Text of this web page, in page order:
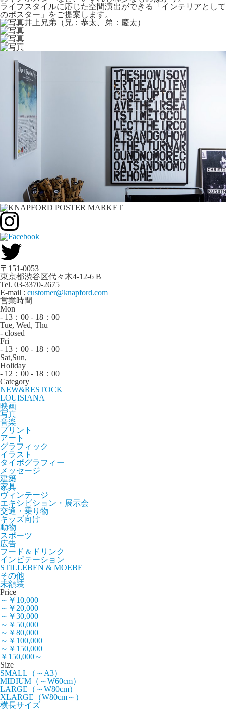
ライフスタイルに応じた空間演出ができる「インテリアとして
のポスター」をご提案します。
井上兄弟（兄：恭太、弟：慶太）
〒151-0053
東京都渋谷区代々木4-12-6 B
Tel. 03-3370-2675
E-mail : customer@knapford.com
営業時間
Mon
- 13：00 - 18：00
Tue, Wed, Thu
- closed
Fri
- 13：00 - 18：00
Sat,Sun,
Holiday
- 12：00 - 18：00
Category
NEW&RESTOCK
LOUISIANA
映画
写真
音楽
プリント
アート
グラフィック
イラスト
タイポグラフィー
メッセージ
建築
家具
ヴィンテージ
エキシビション・展示会
交通・乗り物
キッズ向け
動物
スポーツ
広告
フード＆ドリンク
インビテーション
STILLEBEN & MOEBE
その他
未額装
Price
～￥10,000
～￥20,000
～￥30,000
～￥50,000
～￥80,000
～￥100,000
～￥150,000
￥150,000～
Size
SMALL（～A3）
MIDIUM（～W60cm）
LARGE（～W80cm）
XLARGE（W80cm～）
横長サイズ